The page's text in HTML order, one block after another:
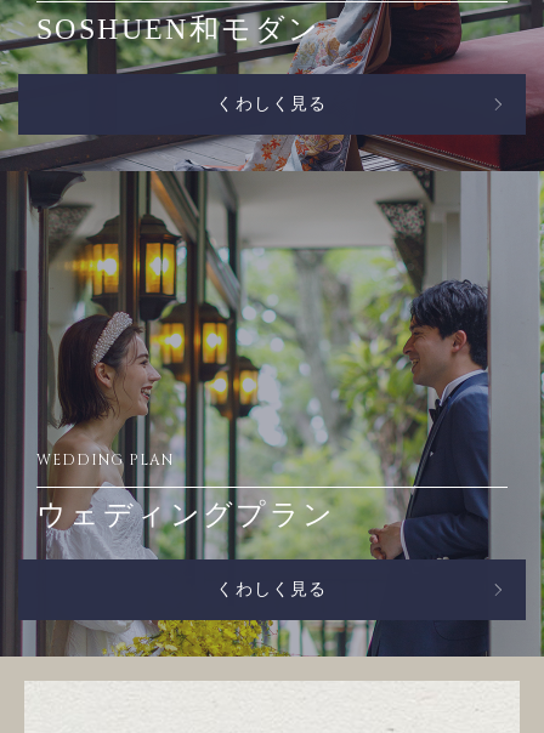
SOSHUEN和モダン
くわしく見る
WEDDING PLAN
ウェディングプラン
くわしく見る